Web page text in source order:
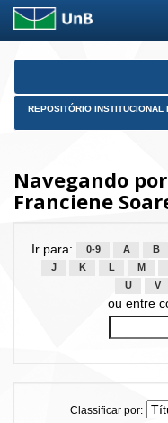
Skip
REPOSITÓRIO INSTITUCIONAL
Navegando
Franciene
Ir para: 0-9 A B
J
K L M
U
V
ou entre
Classificar por: